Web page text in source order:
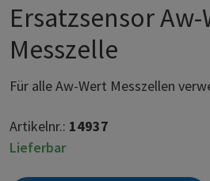
Ersatzsensor
Messzelle
Für alle Aw-Wert Messzellen
Artikelnr.: 14937
Lieferbar